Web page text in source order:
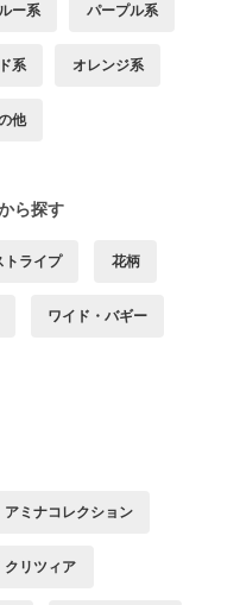
ー系 パープル系
系 オレンジ系
他
ら探す
トライプ 花柄
ワイド・バギー
アミナコレクション
クリツィア